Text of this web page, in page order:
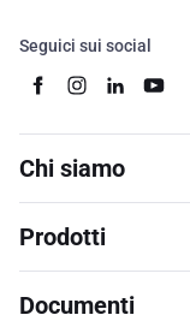
Seguici sui social
Chi siamo
Prodotti
Documenti